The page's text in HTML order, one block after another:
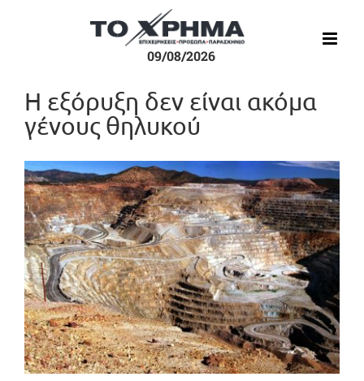
09/08/2026
Η εξόρυξη δεν είναι ακόμα
γένους θηλυκού
Προβολή
μεγαλύτερης
εικόνας